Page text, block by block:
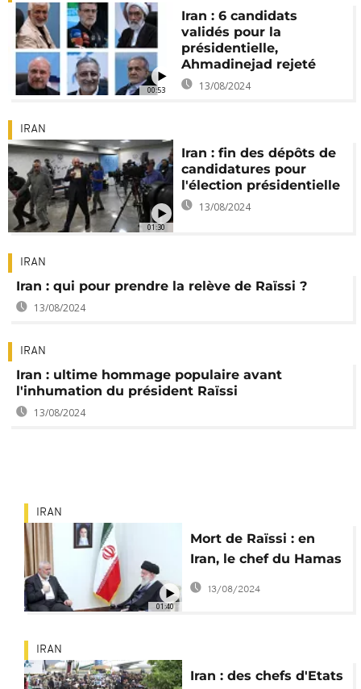
00:53
Iran : 6 candidats
validés pour la
présidentielle,
Ahmadinejad rejeté
13/08/2024
01:30
IRAN
Iran : fin des dépôts de
candidatures pour
l'élection présidentielle
13/08/2024
IRAN
Iran : qui pour prendre la relève de Raïssi ?
13/08/2024
IRAN
Iran : ultime hommage populaire avant
l'inhumation du président Raïssi
13/08/2024
01:40
IRAN
Mort de Raïssi : en
Iran, le chef du Hamas
menace encore Israël
13/08/2024
IRAN
Iran : des chefs d'Etats